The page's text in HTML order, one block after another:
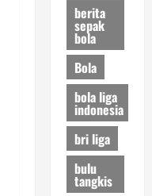
berita
sepak
bola
Bola
bola liga
indonesia
bri liga
bulu
tangkis